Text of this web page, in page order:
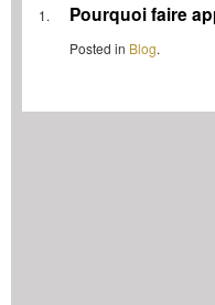
Pourquoi faire
Posted in Blog.